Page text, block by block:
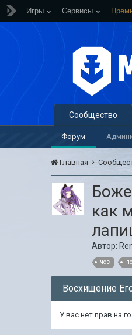
Игры Сервисы
Сообщество
Форум
Главная
как
Автор:
чсв
Восхищение
У вас нет прав на